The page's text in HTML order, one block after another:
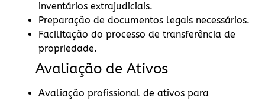
inventários extrajudiciais.
Preparação de documentos legais necessários.
Facilitação do processo de transferência de
propriedade.
Avaliação de Ativos
Avaliação profissional de ativos para